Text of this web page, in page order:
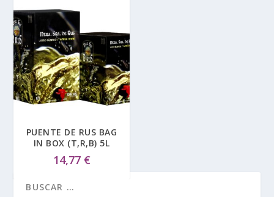
PUENTE DE RUS BAG
IN BOX (T,R,B) 5L
14,77 €